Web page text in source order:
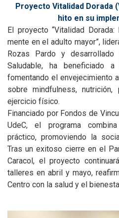
Proyecto Vitalidad Dorada
hito en su
El proyecto “Vitalidad
mente en el adulto mayor”,
Rozas Pardo y
Saludable, ha beneficiado
fomentando el envejecimiento
sobre mindfulness,
ejercicio físico.
Financiado por Fondos de
UdeC, el programa
práctico, promoviendo la
Tras un exitoso cierre en el
Caracol, el proyecto
talleres en abril y mayo,
Centro con la salud y el